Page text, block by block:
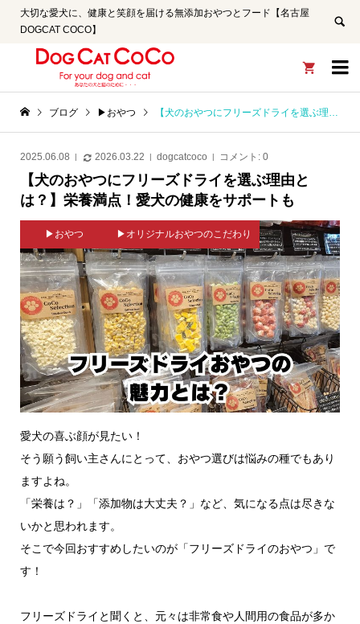
大切な愛犬に、健康と笑顔を届ける無添加おやつとフード【名古屋
DOGCAT COCO】


ブログ ▶おやつ 【犬のおやつにフリーズドライを選ぶ理由とは？】栄養満点！愛犬の健康をサポートも
2025.06.08 2026.03.22 dogcatcoco コメント: 0
【犬のおやつにフリーズドライを選ぶ理由と
は？】栄養満点！愛犬の健康をサポートも
▶おやつ ▶オリジナルおやつのこだわり
愛犬の喜ぶ顔が見たい！
そう願う飼い主さんにとって、おやつ選びは悩みの種でもあり
ますよね。
「栄養は？」「添加物は大丈夫？」など、気になる点は尽きな
いかと思われます。
そこで今回おすすめしたいのが「フリーズドライのおやつ」で
す！
フリーズドライと聞くと、元々は非常食や人間用の食品が多か